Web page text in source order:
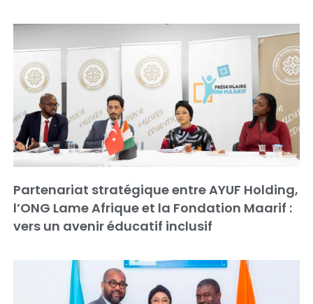
Partenariat stratégique entre AYUF Holding,
l’ONG Lame Afrique et la Fondation Maarif :
vers un avenir éducatif inclusif